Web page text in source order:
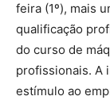
feira (1º), mais
qualificação
do curso de
profissionais. A
estímulo ao